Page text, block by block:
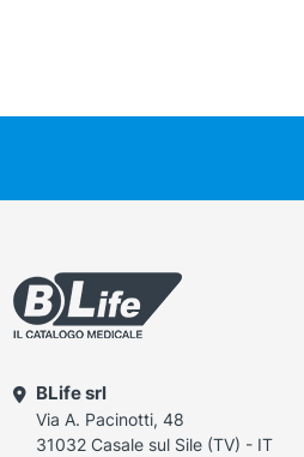
BLife srl
Via A. Pacinotti, 48
31032 Casale sul Sile (TV) - IT